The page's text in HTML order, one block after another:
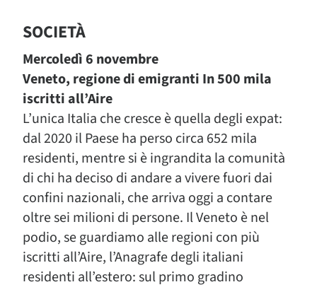
SOCIETÀ
Mercoledì 6 novembre
Veneto, regione di emigranti In 500 mila
iscritti all’Aire
L’unica Italia che cresce è quella degli expat:
dal 2020 il Paese ha perso circa 652 mila
residenti, mentre si è ingrandita la comunità
di chi ha deciso di andare a vivere fuori dai
confini nazionali, che arriva oggi a contare
oltre sei milioni di persone. Il Veneto è nel
podio, se guardiamo alle regioni con più
iscritti all’Aire, l’Anagrafe degli italiani
residenti all’estero: sul primo gradino